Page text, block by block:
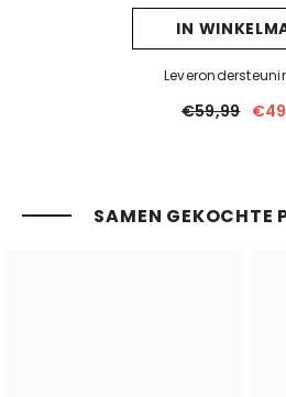
IN
€59,99
SAMEN GEKOCHTE